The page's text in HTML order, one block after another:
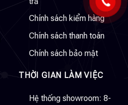
Chính sách kiểm hàng
Chính sách thanh toán
Chính sách bảo mật
THỜI GIAN LÀM VIỆC
Hệ thống showroom: 8-